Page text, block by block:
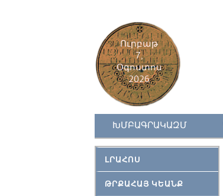
Ուրբաթ
7,
Օգոստոս
2026
ԽՄԲԱԳՐԱԿԱԶՄ
ԼՐԱՀՈՍ
ԹՐՔԱՀԱՅ ԿԵԱՆՔ